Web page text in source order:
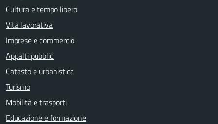
Cultura e tempo libero
Vita lavorativa
Imprese e commercio
Appalti pubblici
Catasto e urbanistica
Turismo
Mobilità e trasporti
Educazione e formazione